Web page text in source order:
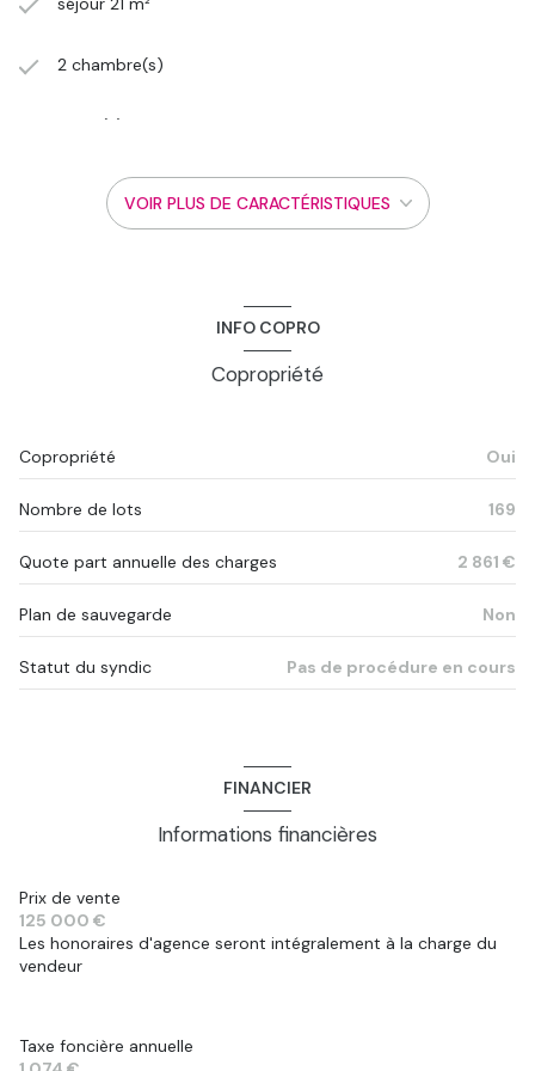
2 chambre(s)
1 salle(s) d'eau
construit en 1986
Chauffage collectif : radiateur (autre)
Chauffage individuel : air pulsé (climatisation)
ascenseur
cave
accès handicapé
VOIR PLUS DE CARACTÉRISTIQUES
INFO COPRO
Copropriété
Copropriété Oui
Nombre de lots 169
Quote part annuelle des charges 2 861 €
Plan de sauvegarde Non
Statut du syndic Pas de procédure en cours
FINANCIER
Informations financières
Prix de vente
125 000 €
Les honoraires d'agence seront intégralement à la charge du
vendeur
Taxe foncière annuelle